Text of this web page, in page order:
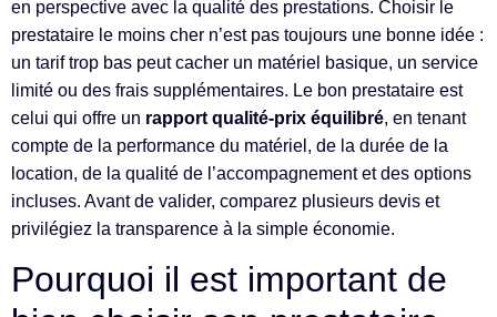
en perspective avec la qualité des prestations. Choisir le
prestataire le moins cher n’est pas toujours une bonne idée :
un tarif trop bas peut cacher un matériel basique, un service
limité ou des frais supplémentaires. Le bon prestataire est
celui qui offre un rapport qualité-prix équilibré, en tenant
compte de la performance du matériel, de la durée de la
location, de la qualité de l’accompagnement et des options
incluses. Avant de valider, comparez plusieurs devis et
privilégiez la transparence à la simple économie.
Pourquoi il est important de